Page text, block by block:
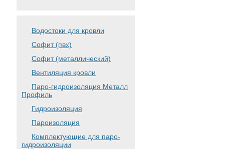
Водостоки для кровли
Софит (пвх)
Софит (металлический)
Вентиляция кровли
Паро-гидроизоляция Металл
Профиль
Гидроизоляция
Пароизоляция
Комплектующие для паро-
гидроизоляции